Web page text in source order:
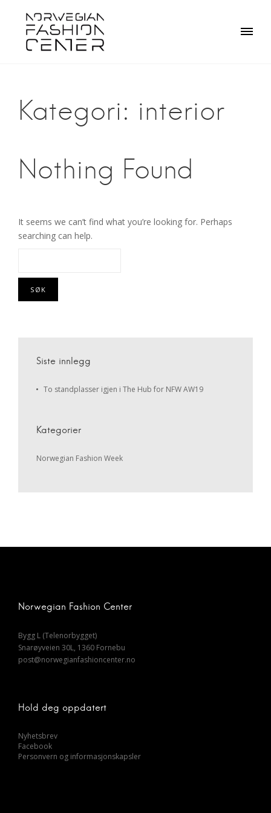
content
Kategori: interior
Nothing Found
It seems we can’t find what you’re looking for. Perhaps
searching can help.
Siste innlegg
To standplasser igjen i The Hub for NFW AW19
Kategorier
Norwegian Fashion Week
Norwegian Fashion Center
Bygg L (Telenorbygget)
Snarøyveien 30L, 1360 Fornebu
post@norwegianfashioncenter.no
Hold deg oppdatert
Nyhetsbrev
Facebook
Personvern og informasjonskapsler